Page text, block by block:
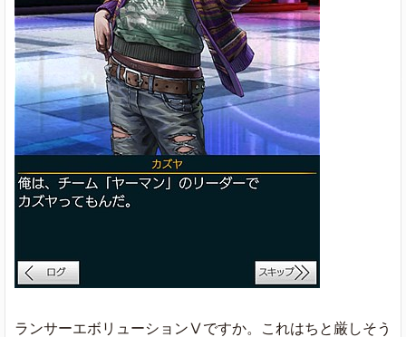
ランサーエボリューションⅤですか。これはちと厳しそう